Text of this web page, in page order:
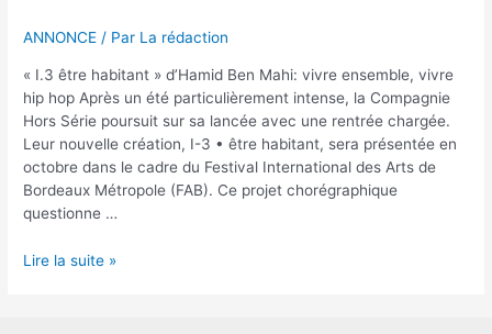
ANNONCE / Par La rédaction
« I.3 être habitant » d’Hamid Ben Mahi: vivre ensemble, vivre
hip hop Après un été particulièrement intense, la Compagnie
Hors Série poursuit sur sa lancée avec une rentrée chargée.
Leur nouvelle création, I-3 • être habitant, sera présentée en
octobre dans le cadre du Festival International des Arts de
Bordeaux Métropole (FAB). Ce projet chorégraphique
questionne …
Lire la suite »